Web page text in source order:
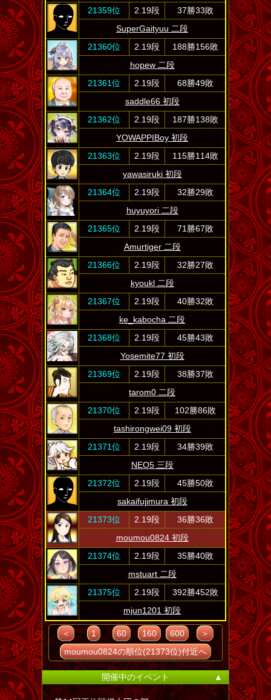
21359位
2.19段
37勝33敗
SuperGaityuu 二段
21360位
2.19段
188勝156敗
hopew 二段
21361位
2.19段
68勝49敗
saddle66 初段
21362位
2.19段
187勝138敗
YOWAPPIBoy 初段
21363位
2.19段
115勝114敗
yawasiruki 初段
21364位
2.19段
32勝29敗
huyuyori 二段
21365位
2.19段
71勝67敗
Amurtiger 二段
21366位
2.19段
32勝27敗
kyoukl 二段
21367位
2.19段
40勝32敗
ke_kabocha 二段
21368位
2.19段
45勝43敗
Yosemite77 初段
21369位
2.19段
38勝37敗
tarom0 二段
21370位
2.19段
102勝86敗
tashirongwei09 初段
21371位
2.19段
34勝39敗
NEO5 三段
21372位
2.19段
45勝50敗
sakaifujimura 初段
21373位
2.19段
36勝36敗
moumou0824 初段
21374位
2.19段
35勝40敗
mstuart 二段
21375位
2.19段
392勝452敗
mjun1201 初段
＜ 1 60 160 600
＞
moumou0824の順位(21373位)付近へ
開催中のイベント ▲